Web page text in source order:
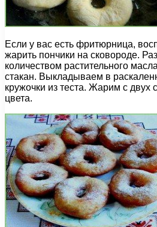
Если у вас есть фритюрница,
жарить пончики на сковороде.
количеством растительного
стакан. Выкладываем в
кружочки из теста. Жарим с двух
цвета.